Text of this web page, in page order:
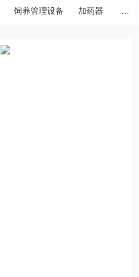
饲养管理设备 加药器